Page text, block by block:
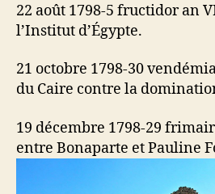
22 août 1798-5 fructidor an
l’Institut d’Égypte.
21 octobre 1798-30
du Caire contre la
19 décembre 1798-29
entre Bonaparte et Pauline